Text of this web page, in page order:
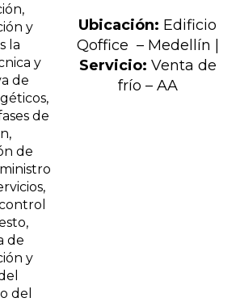
y
la
y
de
de
de
de
y
del
Ubicación: Edificio
Qoffice – Medellín |
Servicio: Venta de
frío – AA